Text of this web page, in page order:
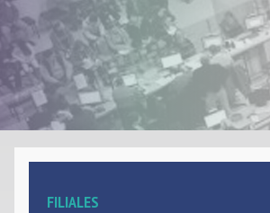
Acción
DPGRM
de Vida
FILIALES